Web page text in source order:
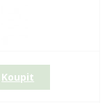
Koupit